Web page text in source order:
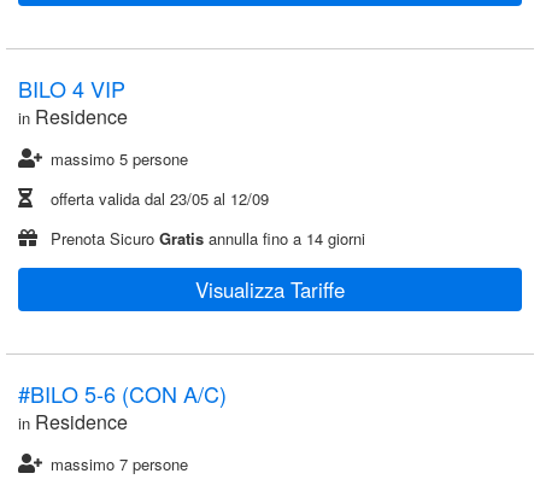
BILO 4 VIP
in Residence
massimo 5 persone
offerta valida dal 23/05 al 12/09
Prenota Sicuro Gratis annulla fino a 14 giorni
Visualizza Tariffe
#BILO 5-6 (CON A/C)
in Residence
massimo 7 persone